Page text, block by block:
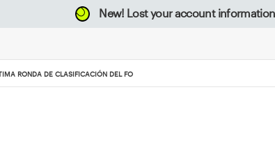
New! Lost your account
RONDA DE CLASIFICACIÓN DEL FO